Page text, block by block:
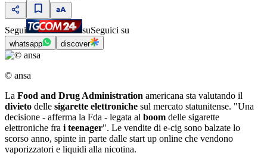
Segui suSeguici su
whatsapp discover
© ansa
La Food and Drug Administration americana sta valutando il
divieto delle sigarette elettroniche sul mercato statunitense. "Una
decisione - afferma la Fda - legata al boom delle sigarette
elettroniche fra i teenager". Le vendite di e-cig sono balzate lo
scorso anno, spinte in parte dalle start up online che vendono
vaporizzatori e liquidi alla nicotina.